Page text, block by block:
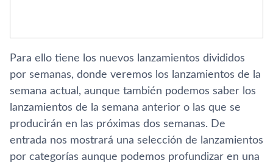
Para ello tiene los nuevos lanzamientos divididos
por semanas, donde veremos los lanzamientos de la
semana actual, aunque también podemos saber los
lanzamientos de la semana anterior o las que se
producirán en las próximas dos semanas. De
entrada nos mostrará una selección de lanzamientos
por categorí­as aunque podemos profundizar en una